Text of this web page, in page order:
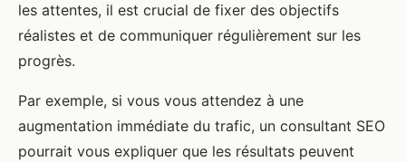
les attentes, il est crucial de fixer des objectifs
réalistes et de communiquer régulièrement sur les
progrès.
Par exemple, si vous vous attendez à une
augmentation immédiate du trafic, un consultant SEO
pourrait vous expliquer que les résultats peuvent